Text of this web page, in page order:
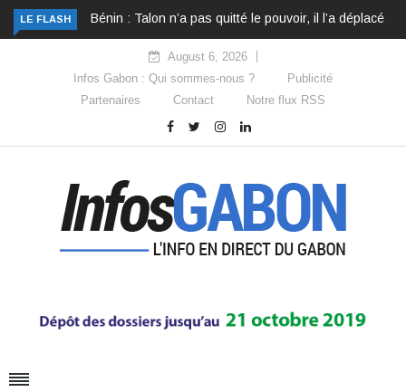
LE FLASH Bénin : Talon n’a pas quitté le pouvoir, il l’a déplacé
August 6, 2026
Infos Gabon : Qui sommes-nous ?
Publicité
Partenaires
Contact Notre flux RSS